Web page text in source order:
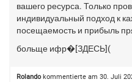
вашего ресурса. Только
индивидуальный подход к
посещаемость и прибыль
больще ифр�[ЗДЕСЬ](
Rolandokommentierte am 30. Juli